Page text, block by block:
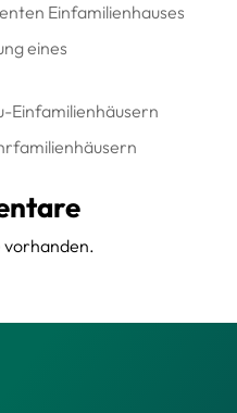
Einfamilienhauses
eines
Einfamilienhäusern
vorhanden.